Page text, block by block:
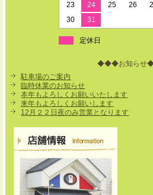
23
24 25 26
30
31
定休日
◆◆◆お知ら
駐車場のご案内
臨時休業のお知らせ
本年もよろしくお願いいたします
来年もよろしくお願いします
12月２２日夜のみ営業となります